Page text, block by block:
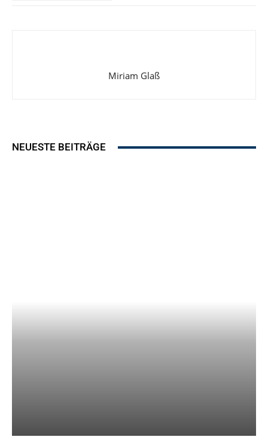
Miriam Glaß
NEUESTE BEITRÄGE